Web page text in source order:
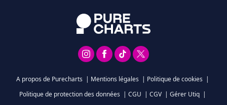
A propos de Purecharts | Mentions légales | Politique de cookies |
Politique de protection des données | CGU | CGV | Gérer Utiq |